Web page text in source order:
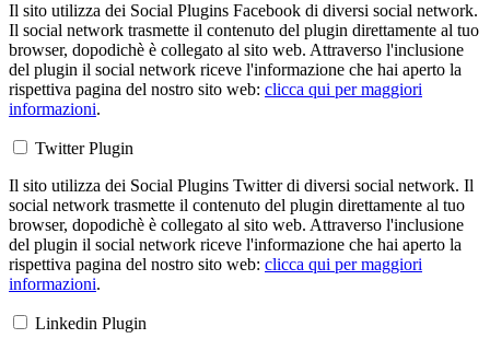
Il sito utilizza dei Social Plugins Facebook di diversi social network.
Il social network trasmette il contenuto del plugin direttamente al tuo
browser, dopodichè è collegato al sito web. Attraverso l'inclusione
del plugin il social network riceve l'informazione che hai aperto la
rispettiva pagina del nostro sito web: clicca qui per maggiori
informazioni.
Twitter Plugin
Il sito utilizza dei Social Plugins Twitter di diversi social network. Il
social network trasmette il contenuto del plugin direttamente al tuo
browser, dopodichè è collegato al sito web. Attraverso l'inclusione
del plugin il social network riceve l'informazione che hai aperto la
rispettiva pagina del nostro sito web: clicca qui per maggiori
informazioni.
Linkedin Plugin